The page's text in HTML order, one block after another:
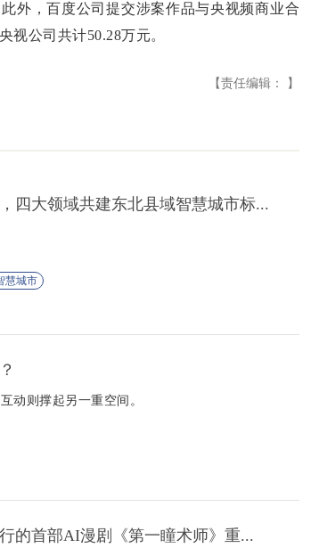
外，百度公司提交涉案作品与央视频商业合
视公司共计50.28万元。
【责任编辑： 】
四大领域共建东北县域智慧城市标...
慧城市
动则撑起另一重空间。
的首部AI漫剧《第一瞳术师》重...